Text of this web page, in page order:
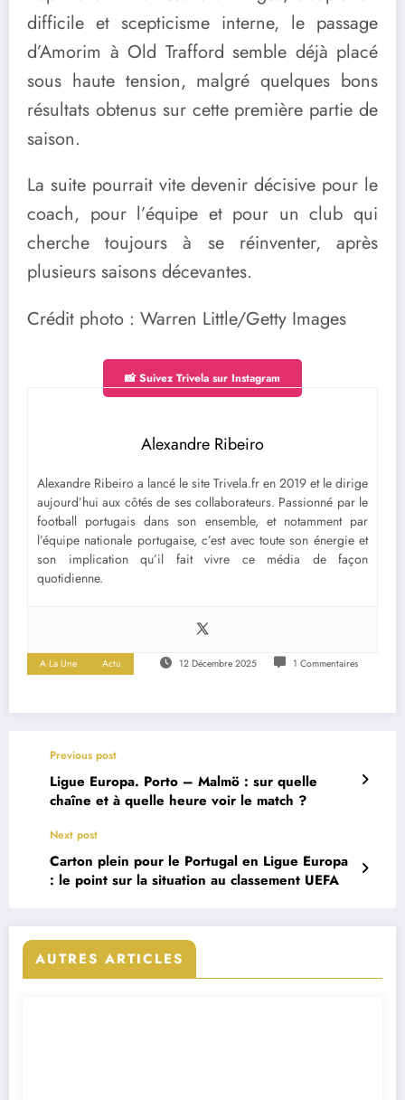
difficile et scepticisme interne, le passage
d’Amorim à Old Trafford semble déjà placé
sous haute tension, malgré quelques bons
résultats obtenus sur cette première partie de
saison.
La suite pourrait vite devenir décisive pour le
coach, pour l’équipe et pour un club qui
cherche toujours à se réinventer, après
plusieurs saisons décevantes.
Crédit photo : Warren Little/Getty Images
📸 Suivez Trivela sur Instagram
Alexandre Ribeiro
Alexandre Ribeiro a lancé le site Trivela.fr en 2019 et le dirige
aujourd’hui aux côtés de ses collaborateurs. Passionné par le
football portugais dans son ensemble, et notamment par
l’équipe nationale portugaise, c’est avec toute son énergie et
son implication qu’il fait vivre ce média de façon
quotidienne.
A La Une Actu 12 Décembre 2025 1 Commentaires
Previous post
Ligue Europa. Porto – Malmö : sur quelle
chaîne et à quelle heure voir le match ?
Next post
Carton plein pour le Portugal en Ligue Europa
: le point sur la situation au classement UEFA
AUTRES ARTICLES